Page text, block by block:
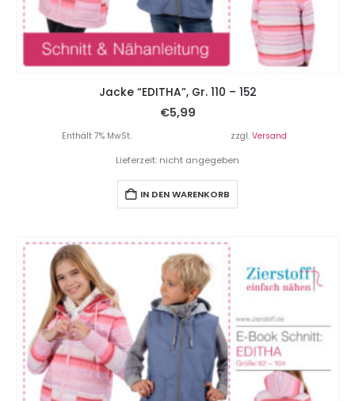
Jacke “EDITHA”, Gr. 110 – 152
€5,99
Enthält 7% MwSt. zzgl. Versand
Lieferzeit: nicht angegeben
IN DEN WARENKORB